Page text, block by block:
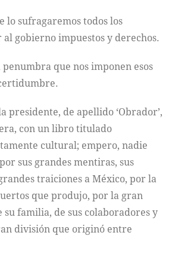
lo sufragaremos todos los
al gobierno impuestos y derechos.
que nos imponen esos
presidente, de apellido ‘Obrador’,
con un libro titulado
cultural; empero, nadie
sus grandes mentiras, sus
traiciones a México, por la
que produjo, por la gran
familia, de sus colaboradores y
división que originó entre